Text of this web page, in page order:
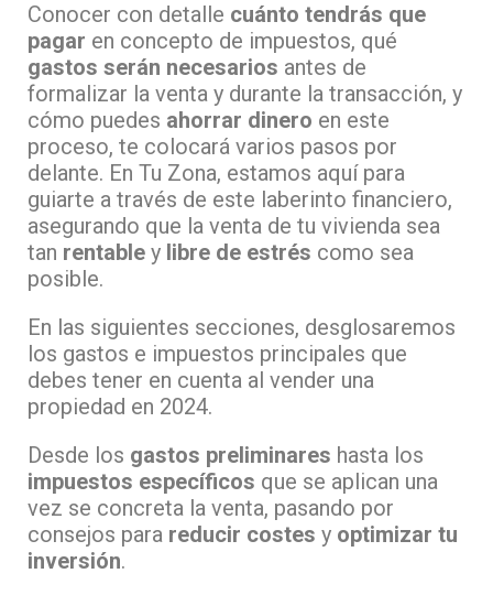
Conocer con detalle cuánto tendrás que
pagar en concepto de impuestos, qué
gastos serán necesarios antes de
formalizar la venta y durante la transacción, y
cómo puedes ahorrar dinero en este
proceso, te colocará varios pasos por
delante. En Tu Zona, estamos aquí para
guiarte a través de este laberinto financiero,
asegurando que la venta de tu vivienda sea
tan rentable y libre de estrés como sea
posible.
En las siguientes secciones, desglosaremos
los gastos e impuestos principales que
debes tener en cuenta al vender una
propiedad en 2024.
Desde los gastos preliminares hasta los
impuestos específicos que se aplican una
vez se concreta la venta, pasando por
consejos para reducir costes y optimizar tu
inversión.